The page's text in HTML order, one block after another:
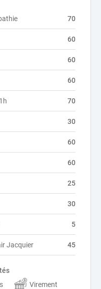
70
60
60
60
70
30
60
60
25
30
5
Jacquier 45
Virement